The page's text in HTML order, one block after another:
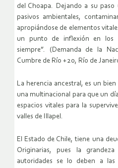
del Choapa. Dejando a su
pasivos ambientales,
apropiándose de elementos
un punto de inflexión en los
siempre”. (Demanda de la
Cumbre de Río +20, Río de
La herencia ancestral, es un
una multinacional para que un
espacios vitales para la
valles de Illapel.
El Estado de Chile, tiene una
Originarias, pues la
autoridades se lo deben a las